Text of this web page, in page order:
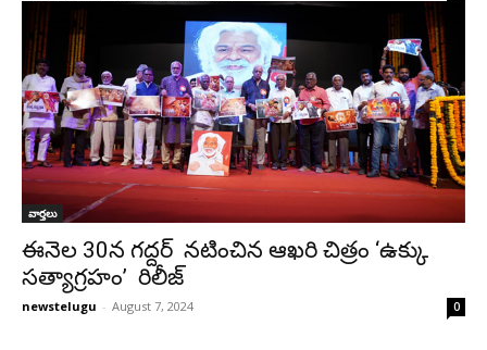
వార్తలు
ఈనెల 30న గద్దర్ నటించిన ఆఖరి చిత్రం ‘ఉక్కు
సత్యాగ్రహం’ రిలీజ్
newstelugu - August 7, 2024 0